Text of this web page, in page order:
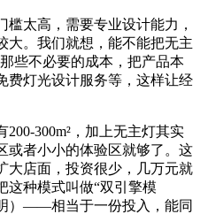
太高，需要专业设计能力，
大。我们就想，能不能把无主
些不必要的成本，把产品本
费灯光设计服务等，这样让经
300m²，加上无主灯其实
或者小小的体验区就够了。这
大店面，投资很少，几万元就
这种模式叫做“双引擎模
）——相当于一份投入，能同